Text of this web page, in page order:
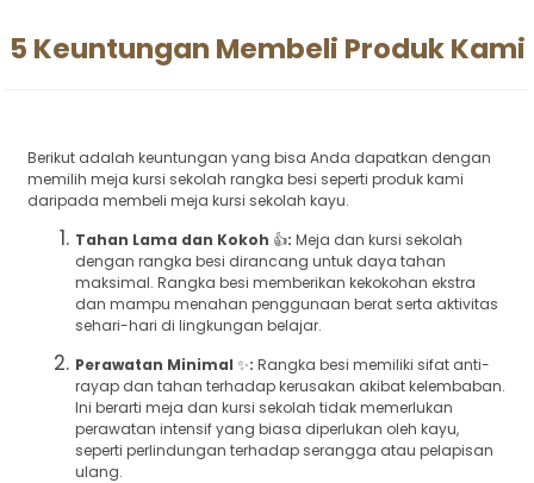
5 Keuntungan Membeli Produk Kami
Berikut adalah keuntungan yang bisa Anda dapatkan dengan
memilih meja kursi sekolah rangka besi seperti produk kami
daripada membeli meja kursi sekolah kayu.
Tahan Lama dan Kokoh 👍: Meja dan kursi sekolah
dengan rangka besi dirancang untuk daya tahan
maksimal. Rangka besi memberikan kekokohan ekstra
dan mampu menahan penggunaan berat serta aktivitas
sehari-hari di lingkungan belajar.
Perawatan Minimal ✨: Rangka besi memiliki sifat anti-
rayap dan tahan terhadap kerusakan akibat kelembaban.
Ini berarti meja dan kursi sekolah tidak memerlukan
perawatan intensif yang biasa diperlukan oleh kayu,
seperti perlindungan terhadap serangga atau pelapisan
ulang.